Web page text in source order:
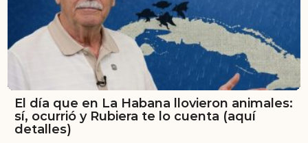
El día que en La Habana llovieron animales:
sí, ocurrió y Rubiera te lo cuenta (aquí
detalles)